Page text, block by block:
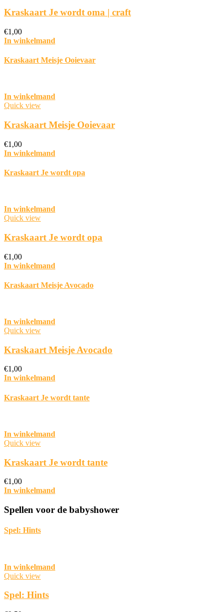
Kraskaart Je wordt oma | craft
€1,00
In winkelmand
Kraskaart Meisje Ooievaar
In winkelmand
Quick view
Kraskaart Meisje Ooievaar
€1,00
In winkelmand
Kraskaart Je wordt opa
In winkelmand
Quick view
Kraskaart Je wordt opa
€1,00
In winkelmand
Kraskaart Meisje Avocado
In winkelmand
Quick view
Kraskaart Meisje Avocado
€1,00
In winkelmand
Kraskaart Je wordt tante
In winkelmand
Quick view
Kraskaart Je wordt tante
€1,00
In winkelmand
Spellen voor de babyshower
Spel: Hints
In winkelmand
Quick view
Spel: Hints